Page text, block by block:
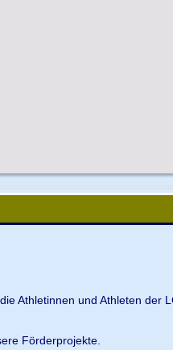
Athletinnen und Athleten der
Förderprojekte.